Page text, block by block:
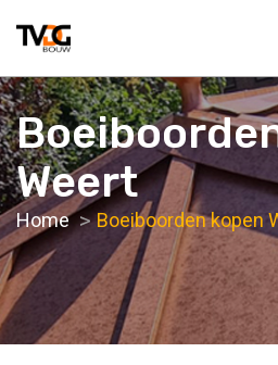
Weert
Home Boeiboorden kopen